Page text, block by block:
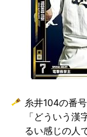
糸井104の番
「どういう
るい感じの人